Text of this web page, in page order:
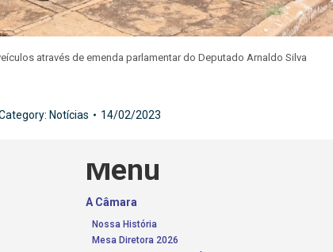
através de emenda parlamentar do Deputado Arnaldo Silva
Notícias 14/02/2023
Menu
A Câmara
Nossa História
Mesa Diretora 2026